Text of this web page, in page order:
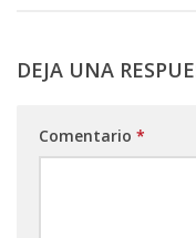
DEJA UNA
Comentario *